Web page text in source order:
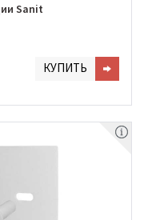
Sanit
КУПИТЬ